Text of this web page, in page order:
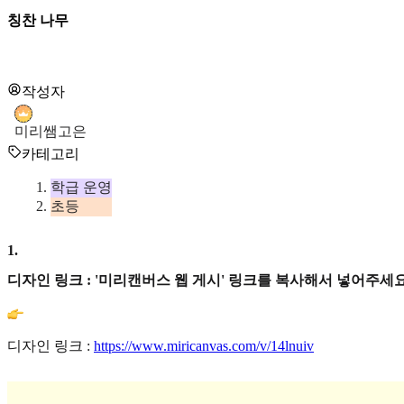
칭찬 나무
작성자
미리쌤고은
카테고리
학급 운영
초등
1.
디자인 링크 : '미리캔버스 웹 게시' 링크를 복사해서 넣어주세
디자인 링크 : https://www.miricanvas.com/v/14lnuiv